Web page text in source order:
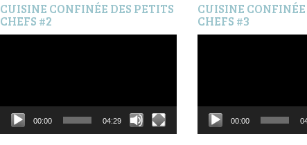
CUISINE CONFINÉE DES PETITS
CHEFS #2
00:00 04:29
CUISINE
CHEFS #3
00:00